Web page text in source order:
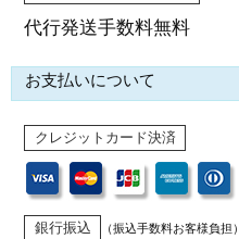
代行発送手数料無料
お支払いについて
クレジットカード決済
銀行振込 （振込手数料お客様負担）